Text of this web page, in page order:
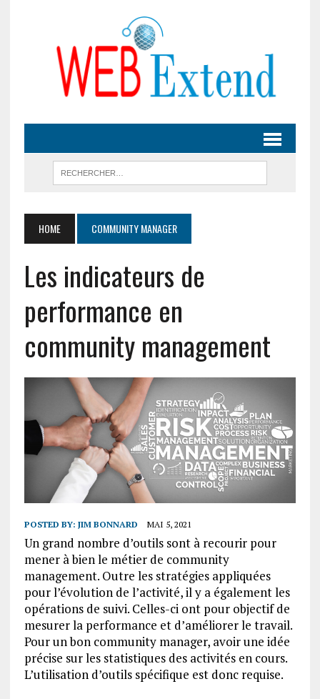
HOME COMMUNITY MANAGER
Les indicateurs de
performance en
community management
POSTED BY: JIM BONNARD MAI 5, 2021
Un grand nombre d’outils sont à recourir pour
mener à bien le métier de community
management. Outre les stratégies appliquées
pour l’évolution de l’activité, il y a également les
opérations de suivi. Celles-ci ont pour objectif de
mesurer la performance et d’améliorer le travail.
Pour un bon community manager, avoir une idée
précise sur les statistiques des activités en cours.
L’utilisation d’outils spécifique est donc requise.